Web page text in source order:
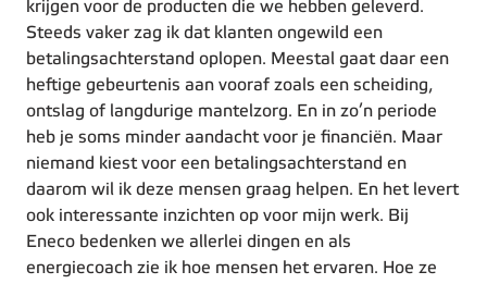
krijgen voor de producten die we hebben geleverd.
Steeds vaker zag ik dat klanten ongewild een
betalingsachterstand oplopen. Meestal gaat daar een
heftige gebeurtenis aan vooraf zoals een scheiding,
ontslag of langdurige mantelzorg. En in zo’n periode
heb je soms minder aandacht voor je financiën. Maar
niemand kiest voor een betalingsachterstand en
daarom wil ik deze mensen graag helpen. En het levert
ook interessante inzichten op voor mijn werk. Bij
Eneco bedenken we allerlei dingen en als
energiecoach zie ik hoe mensen het ervaren. Hoe ze